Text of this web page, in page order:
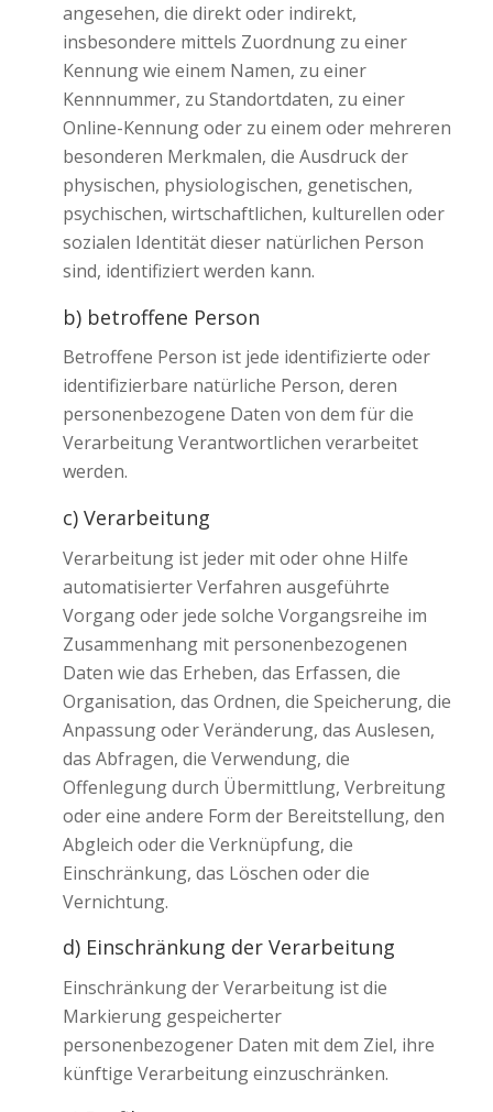
angesehen, die direkt oder indirekt,
insbesondere mittels Zuordnung zu einer
Kennung wie einem Namen, zu einer
Kennnummer, zu Standortdaten, zu einer
Online-Kennung oder zu einem oder mehreren
besonderen Merkmalen, die Ausdruck der
physischen, physiologischen, genetischen,
psychischen, wirtschaftlichen, kulturellen oder
sozialen Identität dieser natürlichen Person
sind, identifiziert werden kann.
b) betroffene Person
Betroffene Person ist jede identifizierte oder
identifizierbare natürliche Person, deren
personenbezogene Daten von dem für die
Verarbeitung Verantwortlichen verarbeitet
werden.
c) Verarbeitung
Verarbeitung ist jeder mit oder ohne Hilfe
automatisierter Verfahren ausgeführte
Vorgang oder jede solche Vorgangsreihe im
Zusammenhang mit personenbezogenen
Daten wie das Erheben, das Erfassen, die
Organisation, das Ordnen, die Speicherung, die
Anpassung oder Veränderung, das Auslesen,
das Abfragen, die Verwendung, die
Offenlegung durch Übermittlung, Verbreitung
oder eine andere Form der Bereitstellung, den
Abgleich oder die Verknüpfung, die
Einschränkung, das Löschen oder die
Vernichtung.
d) Einschränkung der Verarbeitung
Einschränkung der Verarbeitung ist die
Markierung gespeicherter
personenbezogener Daten mit dem Ziel, ihre
künftige Verarbeitung einzuschränken.